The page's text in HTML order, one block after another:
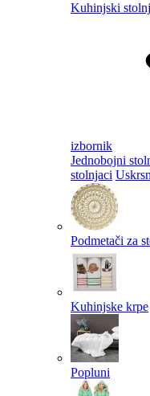
Kuhinjski
izbornik
Jednobojni
stolnjaci
Podmetači za
Kuhinjske krpe
Popluni